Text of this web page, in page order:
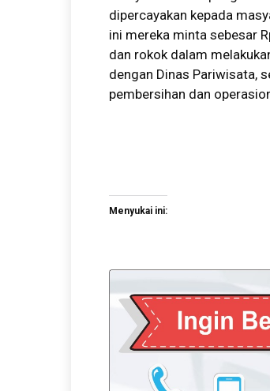
dipercayakan kepada
ini mereka minta sebesar
dan rokok dalam
dengan Dinas Pariwisata,
pembersihan dan
Menyukai ini: